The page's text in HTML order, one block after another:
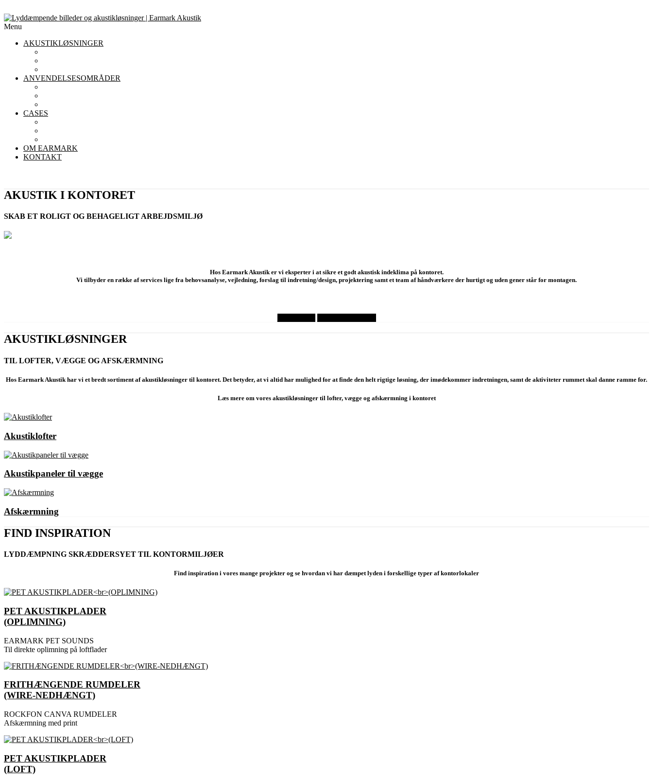
Menu
AKUSTIKLØSNINGER
ANVENDELSESOMRÅDER
CASES
OM EARMARK
KONTAKT
AKUSTIK I KONTORET
SKAB ET ROLIGT OG BEHAGELIGT ARBEJDSMILJØ
Hos Earmark Akustik er vi eksperter i at sikre et godt akustisk indeklima på kontoret.
Vi tilbyder en række af services lige fra behovsanalyse, vejledning, forslag til indretning/design, projektering samt et team af håndværkere der hurtigt og uden gener står for montagen.
AKUSTIKLØSNINGER
TIL LOFTER, VÆGGE OG AFSKÆRMNING
Hos Earmark Akustik har vi et bredt sortiment af akustikløsninger til kontoret. Det betyder, at vi altid har mulighed for at finde den helt rigtige løsning, der imødekommer indretningen, samt de aktiviteter rummet skal danne ramme for.
Læs mere om vores akustikløsninger til lofter, vægge og afskærmning i kontoret
Akustiklofter
Akustikpaneler til vægge
Afskærmning
FIND INSPIRATION
LYDDÆMPNING SKRÆDDERSYET TIL KONTORMILJØER
Find inspiration i vores mange projekter og se hvordan vi har dæmpet lyden i forskellige typer af kontorlokaler
PET AKUSTIKPLADER
(OPLIMNING)
EARMARK PET SOUNDS
Til direkte oplimning på loftflader
FRITHÆNGENDE RUMDELER
(WIRE-NEDHÆNGT)
ROCKFON CANVA RUMDELER
Afskærmning med print
PET AKUSTIKPLADER
(LOFT)